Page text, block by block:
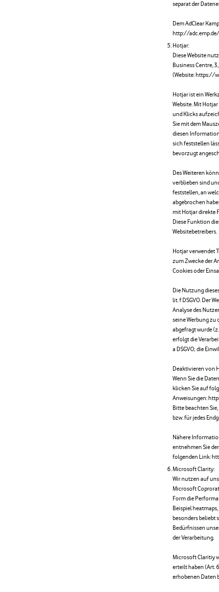
separat der
Dem AdClear
http://
Hotjar:
Diese Website
Business Centre,
(Website: https://
Hotjar ist ein
Website. Mit
und Klicks
Sie mit dem
diesen
sich feststellen
bevorzugt
Des Weiteren
verblieben sind
feststellen, an
abgebrochen
mit Hotjar direkte
Diese Funktion
Websitebetreibers.
Hotjar verwendet
zum Zwecke der
Cookies oder
Die Nutzung
lit. f DSGVO. Der
Analyse des
seine Werbung
abgefragt wurde
erfolgt die
a DSGVO; die
Deaktivieren von
Wenn Sie die
klicken Sie auf
Anweisungen:
Bitte beachten
bzw. für jedes
Nähere
entnehmen Sie
folgenden Link:
Microsoft Clarity:
Wir nutzen auf
Microsoft
Form die
Beispiel
besonders beliebt
Bedürfnissen
der Verarbeitung.
Microsoft Claritiy
erteilt haben (Art. 6
erhobenen Daten